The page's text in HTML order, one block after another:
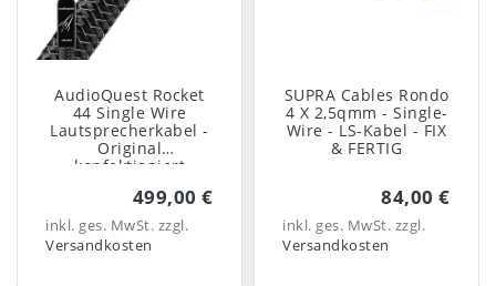
AudioQuest Rocket
44 Single Wire
Lautsprecherkabel -
Original
konfektioniert
499,00 €
inkl. ges. MwSt. zzgl.
Versandkosten
SUPRA Cables Rondo
4 X 2,5qmm - Single-
Wire - LS-Kabel - FIX
& FERTIG
84,00 €
inkl. ges. MwSt. zzgl.
Versandkosten